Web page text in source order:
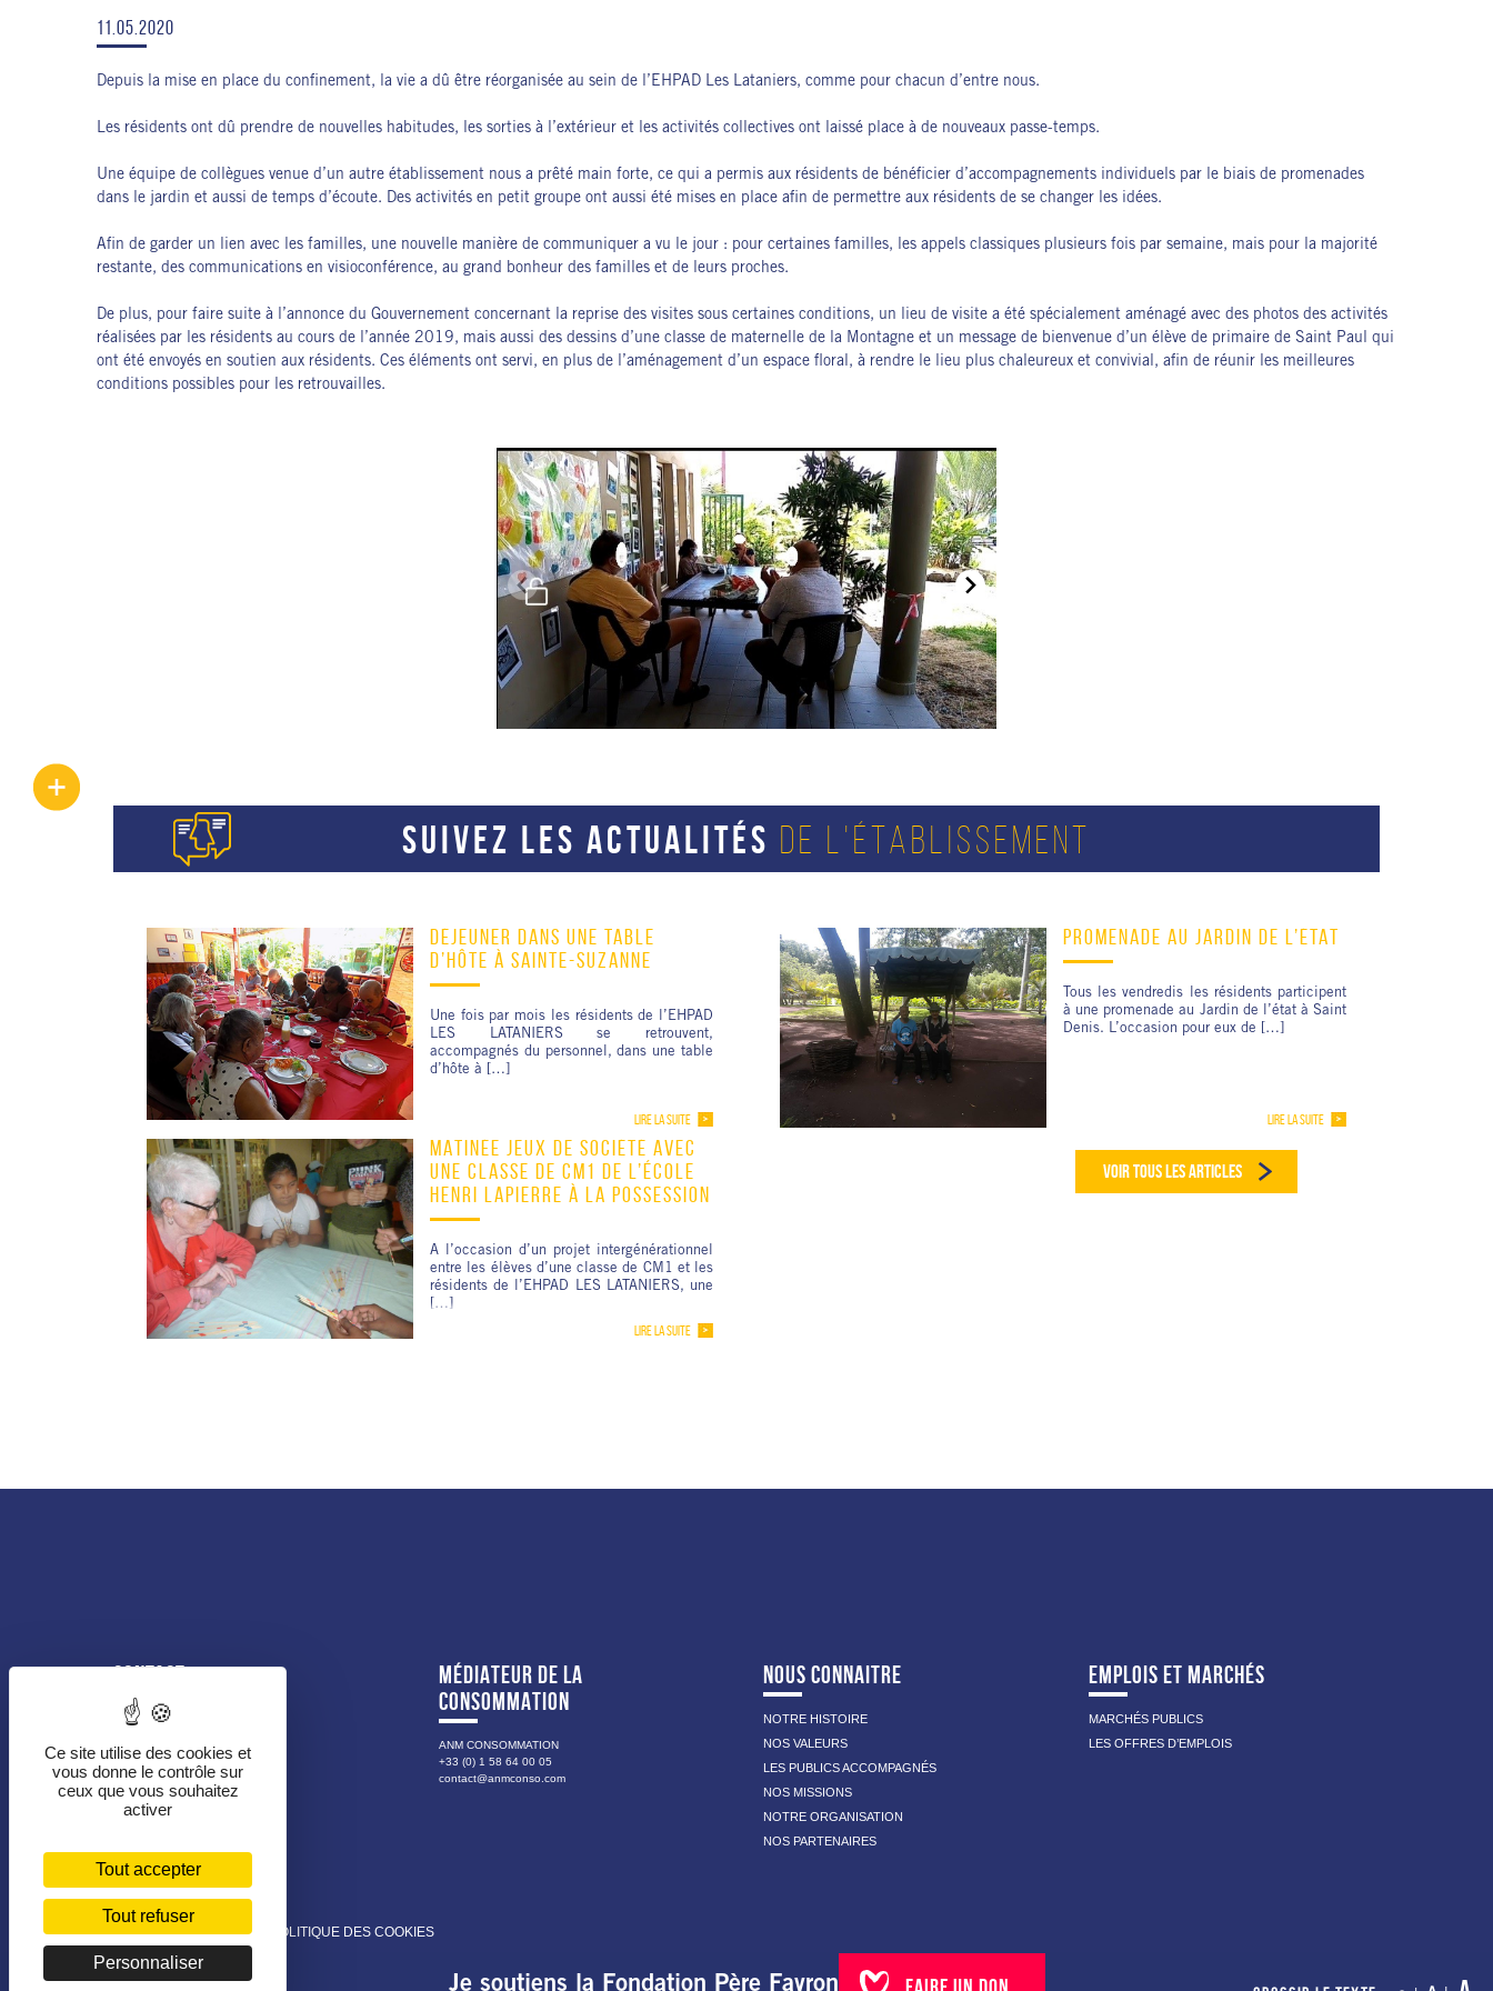
Je soutiens la Fondation Père Favron FAIRE UN DON
11.05.2020
Depuis la mise en place du confinement, la vie a dû être réorganisée au sein de l’EHPAD Les Lataniers, comme pour chacun d’entre nous.
Les résidents ont dû prendre de nouvelles habitudes, les sorties à l’extérieur et les activités collectives ont laissé place à de nouveaux passe-temps.
Une équipe de collègues venue d’un autre établissement nous a prêté main forte, ce qui a permis aux résidents de bénéficier d’accompagnements individuels par le biais de promenades
dans le jardin et aussi de temps d’écoute. Des activités en petit groupe ont aussi été mises en place afin de permettre aux résidents de se changer les idées.
Afin de garder un lien avec les familles, une nouvelle manière de communiquer a vu le jour : pour certaines familles, les appels classiques plusieurs fois par semaine, mais pour la majorité
restante, des communications en visioconférence, au grand bonheur des familles et de leurs proches.
De plus, pour faire suite à l’annonce du Gouvernement concernant la reprise des visites sous certaines conditions, un lieu de visite a été spécialement aménagé avec des photos des activités
réalisées par les résidents au cours de l’année 2019, mais aussi des dessins d’une classe de maternelle de la Montagne et un message de bienvenue d’un élève de primaire de Saint Paul qui
ont été envoyés en soutien aux résidents. Ces éléments ont servi, en plus de l’aménagement d’un espace floral, à rendre le lieu plus chaleureux et convivial, afin de réunir les meilleures
conditions possibles pour les retrouvailles.
SUIVEZ LES ACTUALITÉS DE L'ÉTABLISSEMENT
DÉJEUNER DANS UNE TABLE
D’HÔTE À SAINTE-SUZANNE
Une fois par mois les résidents de l’EHPAD
LES LATANIERS se retrouvent,
accompagnés du personnel, dans une table
d’hôte à […]
LIRE LA SUITE
PROMENADE AU JARDIN DE L’ÉTAT
Tous les vendredis les résidents participent
à une promenade au Jardin de l’état à Saint
Denis. L’occasion pour eux de […]
LIRE LA SUITE
MATINÉE JEUX DE SOCIÉTÉ AVEC
UNE CLASSE DE CM1 DE L’ÉCOLE
HENRI LAPIERRE À LA POSSESSION
A l’occasion d’un projet intergénérationnel
entre les élèves d’une classe de CM1 et les
résidents de l’EHPAD LES LATANIERS, une
[…]
LIRE LA SUITE
VOIR TOUS LES ARTICLES
CONTACT
DIRECTION GÉNÉRALE
Fax : 0262 91 80 18
80, boulevard Hubert Delisle
BP 380
FORMULAIRE DE CONTACT
MÉDIATEUR DE LA
CONSOMMATION
ANM CONSOMMATION
+33 (0) 1 58 64 00 05
contact@anmconso.com
NOUS CONNAITRE
NOTRE HISTOIRE
NOS VALEURS
LES PUBLICS ACCOMPAGNÉS
NOS MISSIONS
NOTRE ORGANISATION
NOS PARTENAIRES
EMPLOIS ET MARCHÉS
MARCHÉS PUBLICS
LES OFFRES D’EMPLOIS
MENTIONS LÉGALES POLITIQUE DES COOKIES
Ce site utilise des cookies et
vous donne le contrôle sur
ceux que vous souhaitez
activer
Tout accepter
Tout refuser
Personnaliser